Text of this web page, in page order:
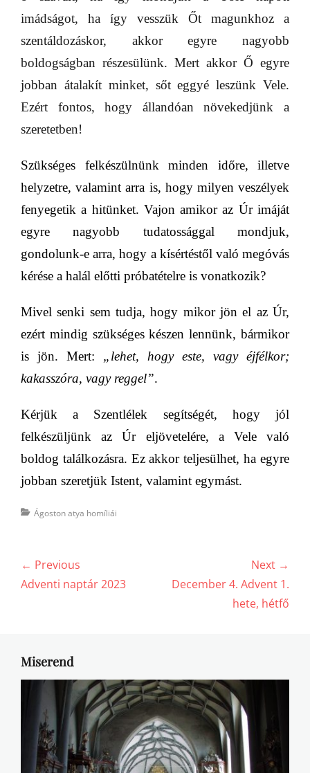
imádságot, ha így vesszük Őt magunkhoz a
szentáldozáskor, akkor egyre nagyobb
boldogságban részesülünk. Mert akkor Ő egyre
jobban átalakít minket, sőt eggyé leszünk Vele.
Ezért fontos, hogy állandóan növekedjünk a
szeretetben!
Szükséges felkészülnünk minden időre, illetve
helyzetre, valamint arra is, hogy milyen veszélyek
fenyegetik a hitünket. Vajon amikor az Úr imáját
egyre nagyobb tudatossággal mondjuk,
gondolunk-e arra, hogy a kísértéstől való megóvás
kérése a halál előtti próbatételre is vonatkozik?
Mivel senki sem tudja, hogy mikor jön el az Úr,
ezért mindig szükséges készen lennünk, bármikor
is jön. Mert: „lehet, hogy este, vagy éjfélkor;
kakasszóra, vagy reggel”.
Kérjük a Szentlélek segítségét, hogy jól
felkészüljünk az Úr eljövetelére, a Vele való
boldog találkozásra. Ez akkor teljesülhet, ha egyre
jobban szeretjük Istent, valamint egymást.
Categories
Ágoston atya homíliái
Bejegyzés
navigáció
← Previous
Previous
Adventi naptár 2023
Next →
NextDecember 4. Advent 1.
hete, hétfő
Miserend